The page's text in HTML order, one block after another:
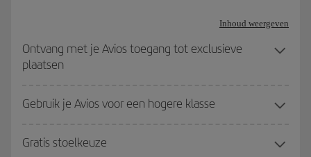
Inhoud weergeven
Ontvang met je Avios toegang tot exclusieve
plaatsen
Gebruik je Avios voor een hogere klasse
Gratis stoelkeuze